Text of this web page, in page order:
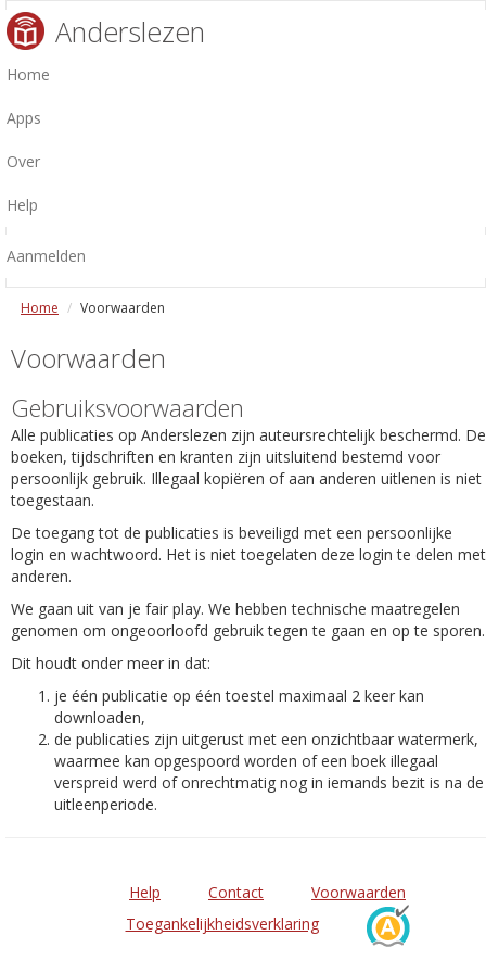
Anderslezen
Home
Apps
Over
Help
Aanmelden
Home Voorwaarden
Voorwaarden
Gebruiksvoorwaarden
Alle publicaties op Anderslezen zijn auteursrechtelijk beschermd. De
boeken, tijdschriften en kranten zijn uitsluitend bestemd voor
persoonlijk gebruik. Illegaal kopiëren of aan anderen uitlenen is niet
toegestaan.
De toegang tot de publicaties is beveiligd met een persoonlijke
login en wachtwoord. Het is niet toegelaten deze login te delen met
anderen.
We gaan uit van je fair play. We hebben technische maatregelen
genomen om ongeoorloofd gebruik tegen te gaan en op te sporen.
Dit houdt onder meer in dat:
je één publicatie op één toestel maximaal 2 keer kan
downloaden,
de publicaties zijn uitgerust met een onzichtbaar watermerk,
waarmee kan opgespoord worden of een boek illegaal
verspreid werd of onrechtmatig nog in iemands bezit is na de
uitleenperiode.
Help Contact
Voorwaarden
Toegankelijkheidsverklaring